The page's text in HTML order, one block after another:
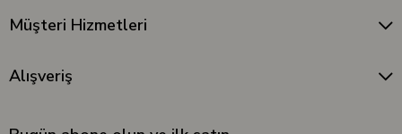
Müşteri Hizmetleri
Alışveriş